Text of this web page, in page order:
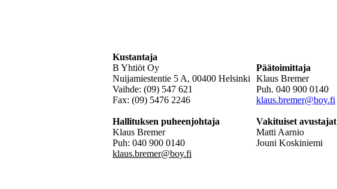
Kustantaja
B Yhtiöt Oy
Nuijamiestentie 5 A, 00400 Helsinki
Vaihde: (09) 547 621
Fax: (09) 5476 2246
Hallituksen puheenjohtaja
Klaus Bremer
Puh: 040 900 0140
klaus.bremer@boy.fi
Päätoimittaja
Klaus Bremer
Puh. 040 900 0140
klaus.bremer@boy.fi
Vakituiset avustajat
Matti Aarnio
Jouni Koskiniemi